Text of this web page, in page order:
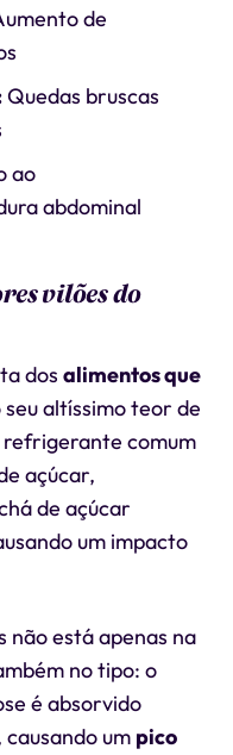
de
Quedas bruscas
ao
abdominal
vilões do
dos alimentos que
seu altíssimo teor de
comum
açúcar,
de açúcar
um impacto
está apenas na
no tipo: o
é absorvido
um pico